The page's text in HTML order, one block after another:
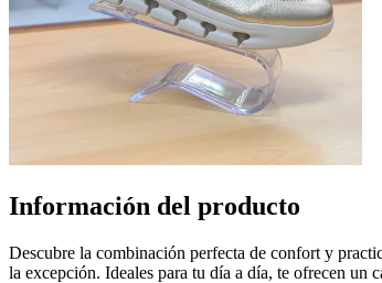
Información del producto
Descubre la combinación perfecta de confort y
la excepción. Ideales para tu día a día, te ofrecen un